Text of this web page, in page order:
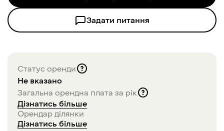
Задати питання
Статус оренди
Не вказано
Загальна орендна плата за рік
Дізнатись більше
Орендар ділянки
Дізнатись більше